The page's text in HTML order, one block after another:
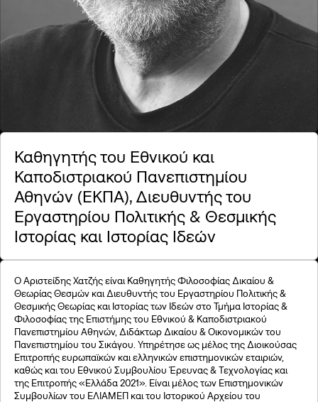
©2026, Stavros S. Niarchos Foundation for Charity
Καθηγητής του Εθνικού και
Καποδιστριακού Πανεπιστημίου
Αθηνών (ΕΚΠΑ), Διευθυντής του
Εργαστηρίου Πολιτικής & Θεσμικής
Ιστορίας και Ιστορίας Ιδεών
Ο Αριστείδης Χατζής είναι Καθηγητής Φιλοσοφίας Δικαίου &
Θεωρίας Θεσμών και Διευθυντής του Εργαστηρίου Πολιτικής &
Θεσμικής Θεωρίας και Ιστορίας των Ιδεών στο Τμήμα Ιστορίας &
Φιλοσοφίας της Επιστήμης του Εθνικού & Καποδιστριακού
Πανεπιστημίου Αθηνών, Διδάκτωρ Δικαίου & Οικονομικών του
Πανεπιστημίου του Σικάγου. Υπηρέτησε ως μέλος της Διοικούσας
Επιτροπής ευρωπαϊκών και ελληνικών επιστημονικών εταιριών,
καθώς και του Εθνικού Συμβουλίου Έρευνας & Τεχνολογίας και
της Επιτροπής «Ελλάδα 2021». Είναι μέλος των Επιστημονικών
Συμβουλίων του ΕΛΙΑΜΕΠ και του Ιστορικού Αρχείου του